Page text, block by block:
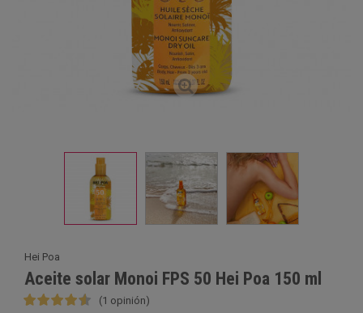
Hei Poa
Aceite solar Monoi FPS 50 Hei Poa 150 ml
(1 opinión)